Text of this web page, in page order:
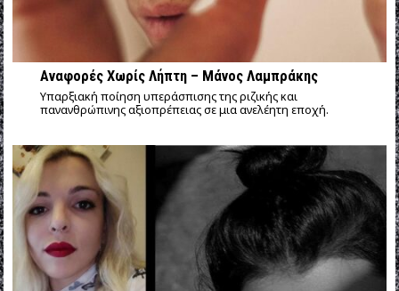
Αναφορές Χωρίς Λήπτη – Μάνος Λαμπράκης
Υπαρξιακή ποίηση υπεράσπισης της ριζικής και
πανανθρώπινης αξιοπρέπειας σε μια ανελέητη εποχή.